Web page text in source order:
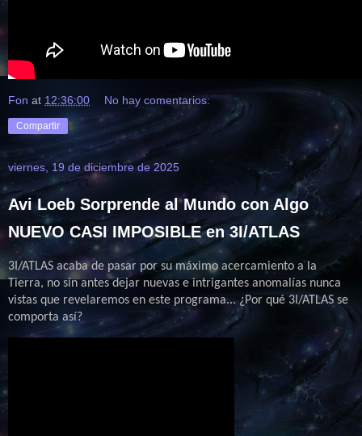
Fon at 12:36:00 No hay comentarios:
Compartir
viernes, 19 de diciembre de 2025
Avi Loeb Sorprende al Mundo con Algo
NUEVO CASI IMPOSIBLE en 3I/ATLAS
3I/ATLAS acaba de pasar por su máximo acercamiento a la
Tierra, no sin antes dejar nuevas e intrigantes anomalías nunca
vistas que revelaremos en este programa... ¿Por qué 3I/ATLAS se
comporta así?